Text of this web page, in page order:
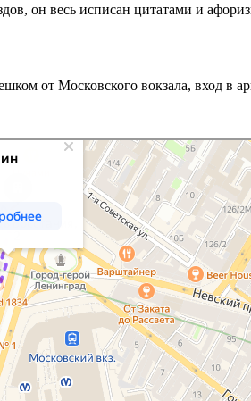
он весь исписан цитатами и
от Московского вокзала, вход в